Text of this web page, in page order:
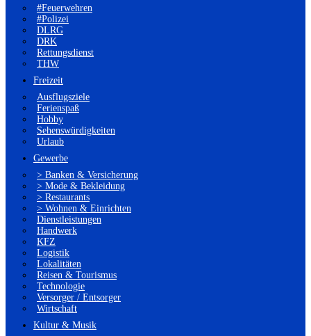
#Feuerwehren
#Polizei
DLRG
DRK
Rettungsdienst
THW
Freizeit
Ausflugsziele
Ferienspaß
Hobby
Sehenswürdigkeiten
Urlaub
Gewerbe
> Banken & Versicherung
> Mode & Bekleidung
> Restaurants
> Wohnen & Einrichten
Dienstleistungen
Handwerk
KFZ
Logistik
Lokalitäten
Reisen & Tourismus
Technologie
Versorger / Entsorger
Wirtschaft
Kultur & Musik